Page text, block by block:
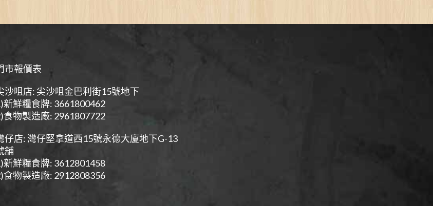
市報價表
沙咀店: 尖沙咀金巴利街15號地下
新鮮糧食牌: 3661800462
食物製造廠: 2961807722
仔店: 灣仔堅拿道西15號永德大廈地下G-13
舖
新鮮糧食牌: 3612801458
食物製造廠: 2912808356